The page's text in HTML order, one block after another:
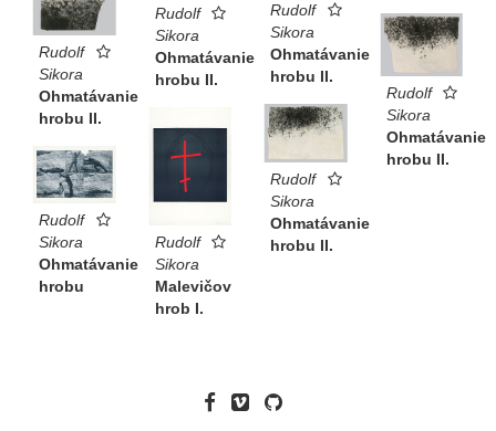
Rudolf
Sikora
Ohmatávanie
hrobu II.
Rudolf
Sikora
Ohmatávanie
hrobu II.
Rudolf
Sikora
Ohmatávanie
hrobu II.
Rudolf
Sikora
Ohmatávanie
hrobu II.
Rudolf
Sikora
Ohmatávanie
hrobu II.
Rudolf
Sikora
Malevičov
hrob I.
Rudolf
Sikora
Ohmatávanie
hrobu